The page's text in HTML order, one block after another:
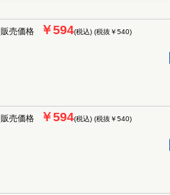
販売価格 ￥594(税込) (税抜￥540)
販売価格 ￥594(税込) (税抜￥540)